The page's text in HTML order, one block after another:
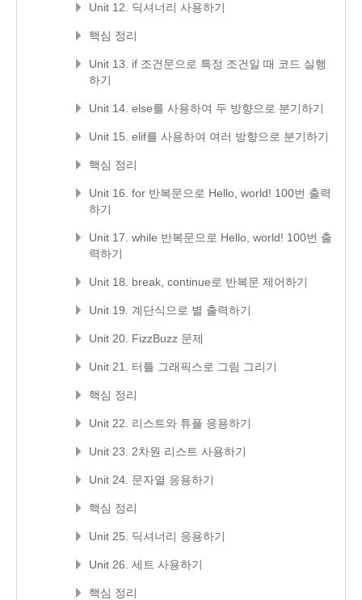
Unit 12. 딕셔너리 사용하기
핵심 정리
Unit 13. if 조건문으로 특정 조건일 때 코드 실행
하기
Unit 14. else를 사용하여 두 방향으로 분기하기
Unit 15. elif를 사용하여 여러 방향으로 분기하기
핵심 정리
Unit 16. for 반복문으로 Hello, world! 100번 출력
하기
Unit 17. while 반복문으로 Hello, world! 100번 출
력하기
Unit 18. break, continue로 반복문 제어하기
Unit 19. 계단식으로 별 출력하기
Unit 20. FizzBuzz 문제
Unit 21. 터틀 그래픽스로 그림 그리기
핵심 정리
Unit 22. 리스트와 튜플 응용하기
Unit 23. 2차원 리스트 사용하기
Unit 24. 문자열 응용하기
핵심 정리
Unit 25. 딕셔너리 응용하기
Unit 26. 세트 사용하기
핵심 정리